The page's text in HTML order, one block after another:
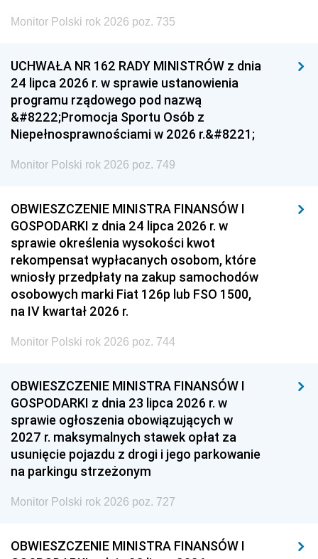
Monitor Polski rok 2026 poz. 735
UCHWAŁA NR 162 RADY MINISTRÓW z dnia
24 lipca 2026 r. w sprawie ustanowienia
programu rządowego pod nazwą
&#8222;Promocja Sportu Osób z
Niepełnosprawnościami w 2026 r.&#8221;
Monitor Polski rok 2026 poz. 749
OBWIESZCZENIE MINISTRA FINANSÓW I
GOSPODARKI z dnia 24 lipca 2026 r. w
sprawie określenia wysokości kwot
rekompensat wypłacanych osobom, które
wniosły przedpłaty na zakup samochodów
osobowych marki Fiat 126p lub FSO 1500,
na IV kwartał 2026 r.
Monitor Polski rok 2026 poz. 744
OBWIESZCZENIE MINISTRA FINANSÓW I
GOSPODARKI z dnia 23 lipca 2026 r. w
sprawie ogłoszenia obowiązujących w
2027 r. maksymalnych stawek opłat za
usunięcie pojazdu z drogi i jego parkowanie
na parkingu strzeżonym
Monitor Polski rok 2026 poz. 727
OBWIESZCZENIE MINISTRA FINANSÓW I